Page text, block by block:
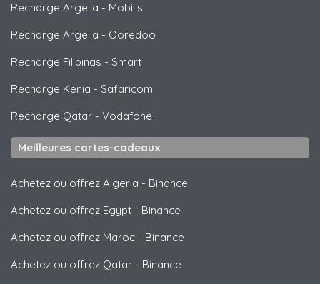
Recharge Argelia - Mobilis
Recharge Argelia - Ooredoo
Recharge Filipinas - Smart
Recharge Kenia - Safaricom
Recharge Qatar - Vodafone
Meilleures cartes-cadeaux
Achetez ou offrez Algeria - Binance
Achetez ou offrez Egypt - Binance
Achetez ou offrez Maroc - Binance
Achetez ou offrez Qatar - Binance